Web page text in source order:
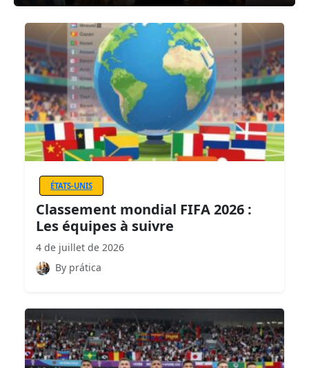
ÉTATS-UNIS
Classement mondial FIFA 2026 :
Les équipes à suivre
4 de juillet de 2026
By prática